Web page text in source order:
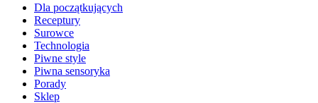
Dla początkujących
Receptury
Surowce
Technologia
Piwne style
Piwna sensoryka
Porady
Sklep